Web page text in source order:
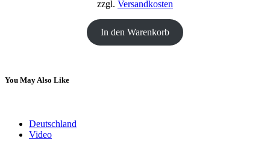
zzgl. Versandkosten
In den Warenkorb
You May Also Like
Deutschland
Video